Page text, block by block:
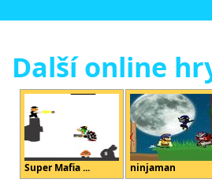
Další online
Super Mafia ... ninjaman